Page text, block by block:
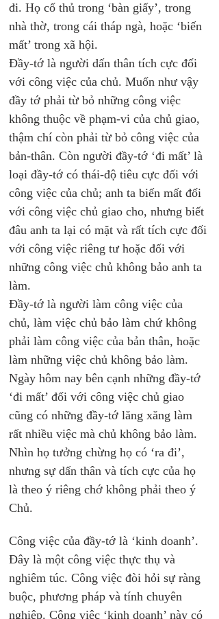
đi. Họ cố thủ trong ‘bàn giấy’, trong
nhà thờ, trong cái tháp ngà, hoặc ‘biến
mất’ trong xã hội.
Đầy-tớ là người dấn thân tích cực đối
với công việc của chủ. Muốn như vậy
đầy tớ phải từ bỏ những công việc
không thuộc về phạm-vi của chủ giao,
thậm chí còn phải từ bỏ công việc của
bản-thân. Còn người đầy-tớ ‘đi mất’ là
loại đầy-tớ có thái-độ tiêu cực đối với
công việc của chủ; anh ta biến mất đối
với công việc chủ giao cho, nhưng biết
đâu anh ta lại có mặt và rất tích cực đối
với công việc riêng tư hoặc đối với
những công việc chủ không bảo anh ta
làm.
Đầy-tớ là người làm công việc của
chủ, làm việc chủ bảo làm chứ không
phải làm công việc của bản thân, hoặc
làm những việc chủ không bảo làm.
Ngày hôm nay bên cạnh những đầy-tớ
‘đi mất’ đối với công việc chủ giao
cũng có những đầy-tớ lăng xăng làm
rất nhiều việc mà chủ không bảo làm.
Nhìn họ tưởng chừng họ có ‘ra đi’,
nhưng sự dấn thân và tích cực của họ
là theo ý riêng chớ không phải theo ý
Chủ.
Công việc của đầy-tớ là ‘kinh doanh’.
Đây là một công việc thực thụ và
nghiêm túc. Công việc đòi hỏi sự ràng
buộc, phương pháp và tính chuyên
nghiệp. Công việc ‘kinh doanh’ này có